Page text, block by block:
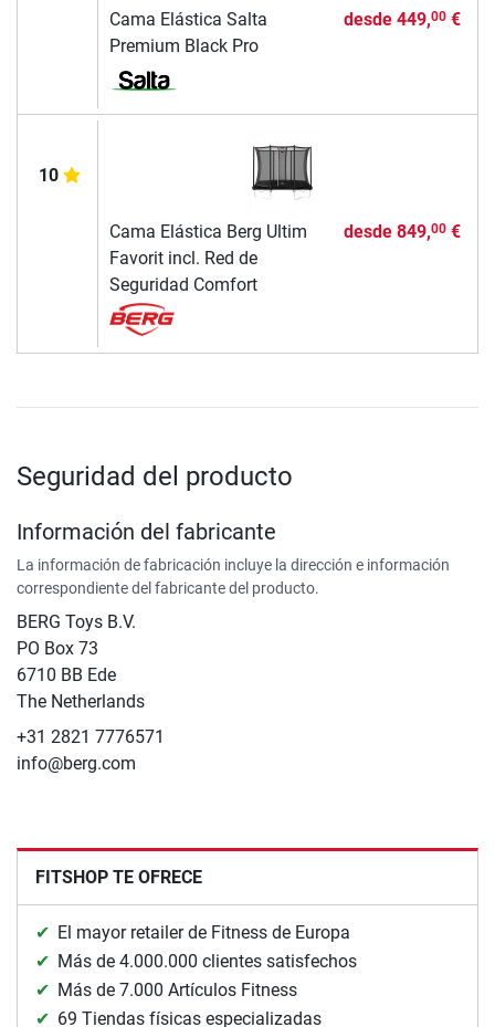
Cama Elástica Salta
Premium Black Pro
desde 449,00€
10
Cama Elástica Berg Ultim
Favorit incl. Red de
Seguridad Comfort
desde 849,00€
Seguridad del producto
Información del fabricante
La información de fabricación incluye la dirección e información
correspondiente del fabricante del producto.
BERG Toys B.V.
​PO Box 73
6710 BB Ede
The Netherlands
+31 2821 7776571
info@berg.com
FITSHOP TE OFRECE
El mayor retailer de Fitness de Europa
Más de 4.000.000 clientes satisfechos
Más de 7.000 Artículos Fitness
69 Tiendas físicas especializadas